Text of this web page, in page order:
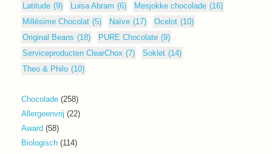
Latitude (9) Luisa Abram (6) Mesjokke chocolade (16)
Millésime Chocolat (5) Naïve (17) Ocelot (10)
Original Beans (18) PURE Chocolate (9)
Serviceproducten ClearChox (7) Soklet (14)
Theo & Philo (10)
Chocolade 258258
producten
Allergeenvrij 2222
Award 5858
producten
Biologisch 114114